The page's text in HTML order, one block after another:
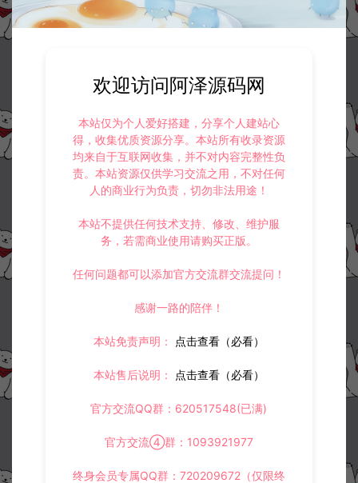
欢迎访问阿泽源码网
本站仅为个人爱好搭建，分享个人建站心
得，收集优质资源分享。本站所有收录资源
均来自于互联网收集，并不对内容完整性负
责。本站资源仅供学习交流之用，不对任何
人的商业行为负责，切勿非法用途！
本站不提供任何技术支持、修改、维护服
务，若需商业使用请购买正版。
任何问题都可以添加官方交流群交流提问！
感谢一路的陪伴！
本站免责声明： 点击查看（必看）
本站售后说明： 点击查看（必看）
官方交流QQ群：620517548(已满)
官方交流④群：1093921977
终身会员专属QQ群：720209672（仅限终